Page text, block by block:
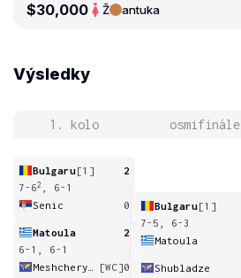
$30,000 Ž antuka
Výsledky
1. kolo osmifinále
Bulgaru[1]
2
7-62
, 6-1
Senic
0
Matoula
2
6-1, 6-1
[WC]0
Bulgaru[1]
7-5, 6-3
Matoula
Shubladze